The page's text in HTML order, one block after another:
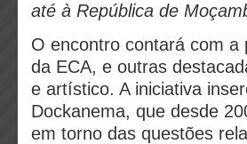
até à República de
O encontro contará com a
da ECA, e outras
e artístico. A iniciativa
Dockanema, que desde
em torno das questões